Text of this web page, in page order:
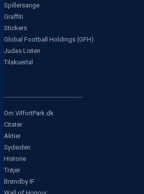
Spillersange
Graffiti
Stickers
Global Football Holdings (GFH)
Judas Listen
Tilskuertal
Om VilfortPark.dk
Citater
Aktier
Sydsiden
Historie
Trøjer
Brøndby IF